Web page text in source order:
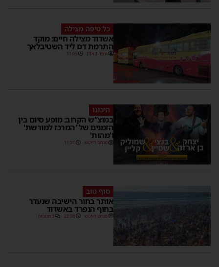
כל טיפה מצילה
אשדוד מצילה חיים: מוקד
התרמת דם ליד השטיבלאך
משה קאהן 11:05
היכונו
במוצ”ש הקרוב: מופע סיום בין
הזמנים של 'המרכז למורשת'
ו'מהות'
מנחם דויטש 11:01
סוף טוב
אותר בחור הישיבה שנעדר
בחוף הנפרד באשדוד
מנחם דויטש 22:08 3 תגובות